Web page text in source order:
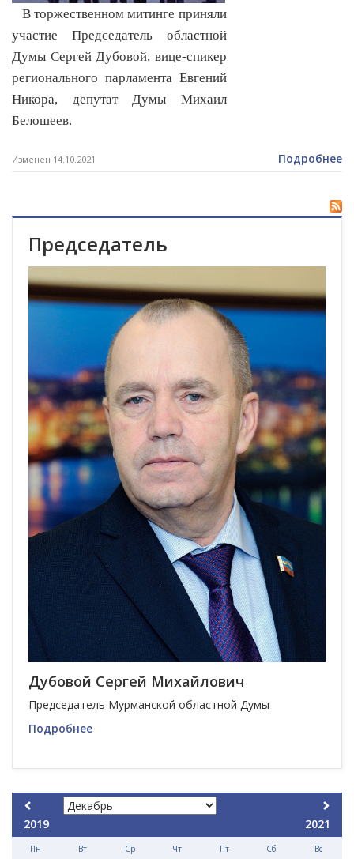
В торжественном митинге приняли
участие Председатель областной
Думы Сергей Дубовой, вице-спикер
регионального парламента Евгений
Никора, депутат Думы Михаил
Белошеев.
Изменен 14.10.2021 Подробнее
Председатель
Дубовой Сергей Михайлович
Председатель Мурманской областной Думы
Подробнее
2019 2021
Пн Вт Ср Чт Пт Сб Вс